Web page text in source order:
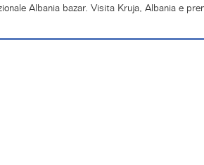
Albania bazar. Visita Kruja, Albania e